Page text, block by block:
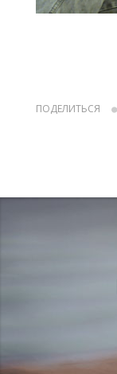
ПОДЕЛИТЬСЯ